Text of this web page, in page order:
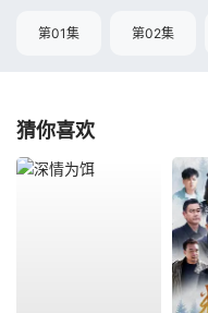
第01集 第02集
猜你喜欢